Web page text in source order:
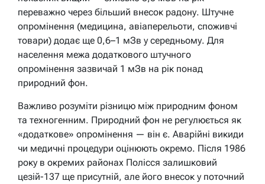
переважно через більший внесок радону. Штучне
опромінення (медицина, авіаперельоти, споживчі
товари) додає ще 0,6–1 мЗв у середньому. Для
населення межа додаткового штучного
опромінення зазвичай 1 мЗв на рік понад
природний фон.
Важливо розуміти різницю між природним фоном
та техногенним. Природний фон не регулюється як
«додаткове» опромінення — він є. Аварійні викиди
чи медичні процедури оцінюють окремо. Після 1986
року в окремих районах Полісся залишковий
цезій-137 ще присутній, але його внесок у поточний